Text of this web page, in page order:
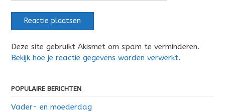
Deze site gebruikt Akismet om spam te verminderen.
Bekijk hoe je reactie gegevens worden verwerkt.
POPULAIRE BERICHTEN
Vader- en moederdag